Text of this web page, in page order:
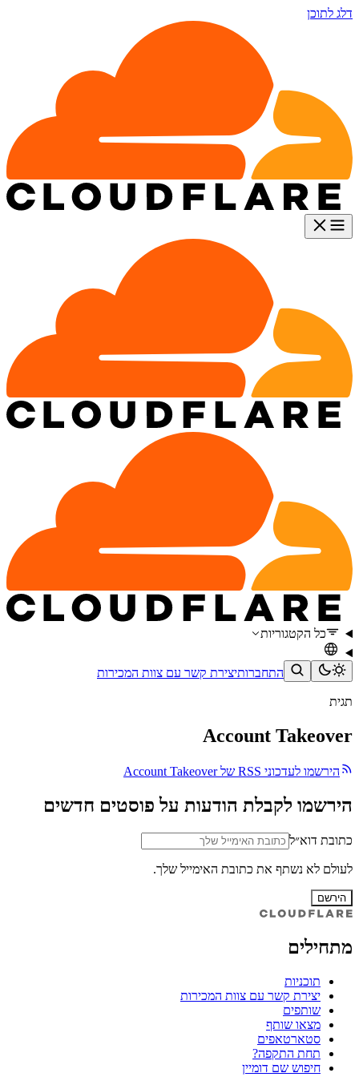
דלג לתוכן
כל הקטגוריות
התחברותיצירת קשר עם צוות המכירות
תגית
Account Takeover
הירשמו לעדכוני RSS של Account Takeover
הירשמו לקבלת הודעות על פוסטים חדשים
כתובת דוא״ל
לעולם לא נשתף את כתובת האימייל שלך.
הירשם
מתחילים
תוכניות
יצירת קשר עם צוות המכירות
שותפים
מצאו שותף
סטארטאפים
תחת התקפה?
חיפוש שם דומיין